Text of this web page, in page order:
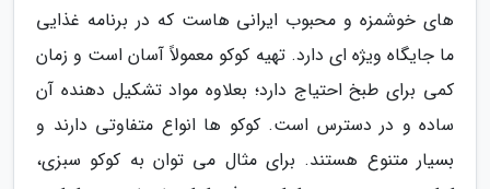
های خوشمزه و محبوب ایرانی هاست که در برنامه غذایی
ما جایگاه ویژه ای دارد. تهیه کوکو معمولاً آسان است و زمان
کمی برای طبخ احتیاج دارد؛ بعلاوه مواد تشکیل دهنده آن
ساده و در دسترس است. کوکو ها انواع متفاوتی دارند و
بسیار متنوع هستند. برای مثال می توان به کوکو سبزی،